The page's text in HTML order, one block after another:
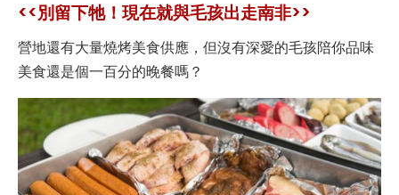
<<別留下牠！現在就與毛孩出走南非>>
營地還有大量燒烤美食供應，但沒有深愛的毛孩陪你品味
美食還是個一百分的晚餐嗎？